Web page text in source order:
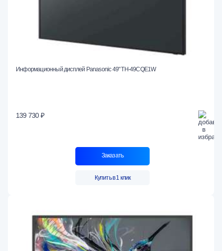
Информационный дисплей Panasonic 49" TH-49CQE1W
139 730 ₽
Заказать
Купить в 1 клик